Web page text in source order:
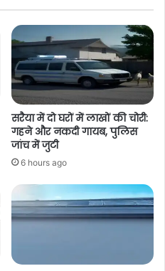
सरैया में दो घरों में लाखों की चोरी:
गहने और नकदी गायब, पुलिस
जांच में जुटी
6 hours ago